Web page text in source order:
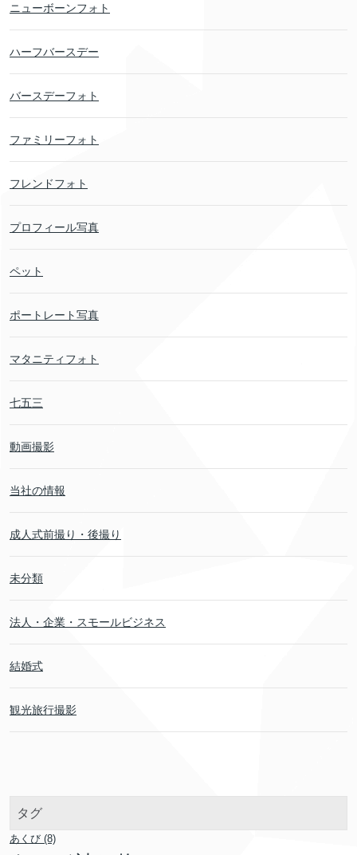
ニューボーンフォト
ハーフバースデー
バースデーフォト
ファミリーフォト
フレンドフォト
プロフィール写真
ペット
ポートレート写真
マタニティフォト
七五三
動画撮影
当社の情報
成人式前撮り・後撮り
未分類
法人・企業・スモールビジネス
結婚式
観光旅行撮影
タグ
あくび (8)